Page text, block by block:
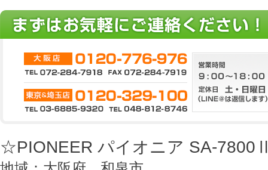
☆PIONEER パイオニア SA-